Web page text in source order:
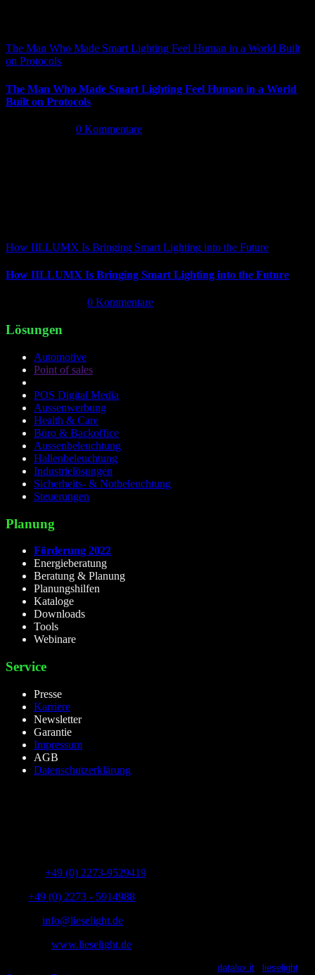
The Man Who Made Smart Lighting Feel Human in a World Built
on Protocols
The Man Who Made Smart Lighting Feel Human in a World
Built on Protocols
0 Kommentare
How IILLUMX Is Bringing Smart Lighting into the Future
How IILLUMX Is Bringing Smart Lighting into the Future
0 Kommentare
Lösungen
Automotive
Point of sales
POS Digital Media
Aussenwerbung
Health & Care
Büro & Backoffice
Aussenbeleuchtung
Hallenbeleuchtung
Industrielösungen
Sicherheits- & Notbeleuchtung
Steuerungen
Planung
Förderung 2022
Energieberatung
Beratung & Planung
Planungshilfen
Kataloge
Downloads
Tools
Webinare
Service
Presse
Karriere
Newsletter
Garantie
Impressum
AGB
Datenschutzerklärung
+49 (0) 2273-9529419
+49 (0) 2273 - 5914988
info@lieselight.de
www.lieselight.de
datalux.it
lieselight